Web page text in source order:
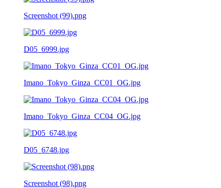
Screenshot (99).png
D05_6999.jpg
Imano_Tokyo_Ginza_CC01_OG.jpg
Imano_Tokyo_Ginza_CC04_OG.jpg
D05_6748.jpg
Screenshot (98).png